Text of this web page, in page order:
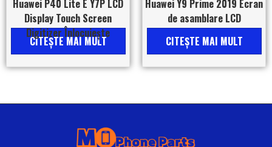
Huawei P40 Lite E Y7P LCD
Display Touch Screen
Digitizer Înlocuiește
CITEŞTE MAI MULT
Huawei Y9 Prime 2019 Ecran
de asamblare LCD
CITEŞTE MAI MULT